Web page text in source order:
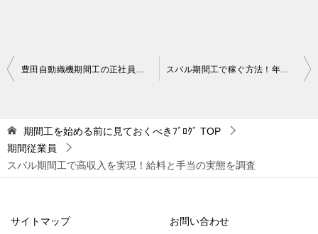
投
ビ
ゲ
ョ
期間工を始める前に見ておくべきﾌﾞﾛｸﾞ TOP
期間従業員
スバル期間工で高収入を実現！給料と手当の実態を調査
サイトマップ お問い合わせ